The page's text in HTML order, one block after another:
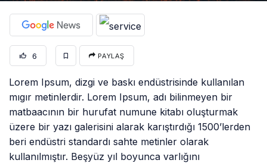
6 PAYLAŞ
Lorem Ipsum, dizgi ve baskı endüstrisinde kullanılan
mıgır metinlerdir. Lorem Ipsum, adı bilinmeyen bir
matbaacının bir hurufat numune kitabı oluşturmak
üzere bir yazı galerisini alarak karıştırdığı 1500’lerden
beri endüstri standardı sahte metinler olarak
kullanılmıştır. Beşyüz yıl boyunca varlığını